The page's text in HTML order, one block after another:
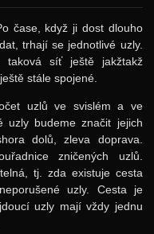
čase, když ji dost dlouho
trhají se jednotlivé uzly.
taková síť ještě jakžtakž
stále spojené.
uzlů ve svislém a ve
uzly budeme značit jejich
dolů, zleva doprava.
zničených uzlů.
tj. zda existuje cesta
uzly. Cesta je
uzly mají vždy jednu